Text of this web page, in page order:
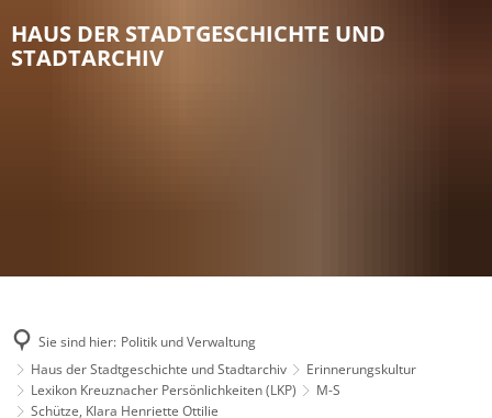
HAUS DER STADTGESCHICHTE UND
STADTARCHIV
Sie sind hier: Politik und Verwaltung
Haus der Stadtgeschichte und Stadtarchiv
Erinnerungskultur
Lexikon Kreuznacher Persönlichkeiten (LKP)
M-S
Schütze, Klara Henriette Ottilie